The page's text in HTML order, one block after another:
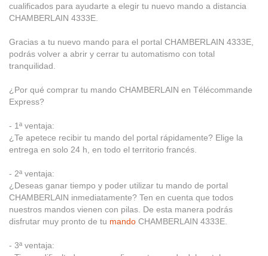
cualificados para ayudarte a elegir tu nuevo mando a distancia
CHAMBERLAIN 4333E.
Gracias a tu nuevo mando para el portal CHAMBERLAIN 4333E,
podrás volver a abrir y cerrar tu automatismo con total
tranquilidad.
¿Por qué comprar tu mando CHAMBERLAIN en Télécommande
Express?
- 1ª ventaja:
¿Te apetece recibir tu mando del portal rápidamente? Elige la
entrega en solo 24 h, en todo el territorio francés.
- 2ª ventaja:
¿Deseas ganar tiempo y poder utilizar tu mando de portal
CHAMBERLAIN inmediatamente? Ten en cuenta que todos
nuestros mandos vienen con pilas. De esta manera podrás
disfrutar muy pronto de tu mando CHAMBERLAIN 4333E.
- 3ª ventaja: